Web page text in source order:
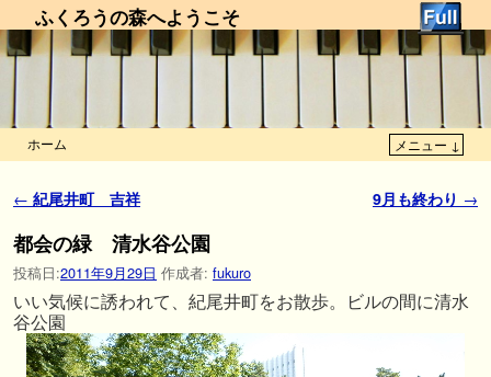
ふくろうの森へようこそ
ホーム メニュー ↓
投稿ナビゲーション
← 紀尾井町 吉祥 9月も終わり →
都会の緑 清水谷公園
投稿日:2011年9月29日 作成者: fukuro
いい気候に誘われて、紀尾井町をお散歩。ビルの間に清水
谷公園